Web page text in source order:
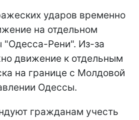
ударов временно
на отдельном
"Одесса-Рени". Из-за
движение к отдельным
на границе с Молдовой
Одессы.
гражданам учесть